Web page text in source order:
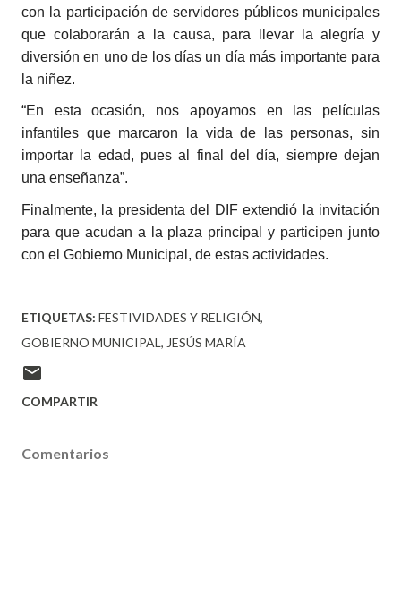
con la participación de servidores públicos municipales
que colaborarán a la causa, para llevar la alegría y
diversión en uno de los días un día más importante para
la niñez.
“En esta ocasión, nos apoyamos en las películas
infantiles que marcaron la vida de las personas, sin
importar la edad, pues al final del día, siempre dejan
una enseñanza”.
Finalmente, la presidenta del DIF extendió la invitación
para que acudan a la plaza principal y participen junto
con el Gobierno Municipal, de estas actividades.
ETIQUETAS: FESTIVIDADES Y RELIGIÓN
GOBIERNO MUNICIPAL
JESÚS MARÍA
COMPARTIR
Comentarios